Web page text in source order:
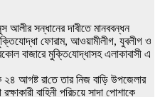
আলীর সন্ধানের দাবীতে মানববন্ধন
ফোরাম, আওয়ামীলীগ, যুবলীগ ও
বাজারে মু‌ক্তি‌যোদ্ধাসহ এলাকাবাসী এ
আগষ্ট রা‌তে তার নিজ বা‌ড়ি‌ উপজেলার
বাহিনী পরিচয়ে সাদা পোশাকে